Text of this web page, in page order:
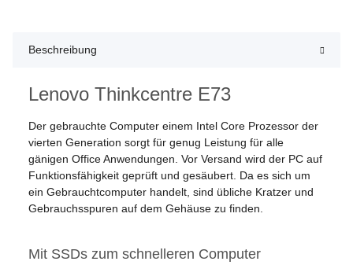
Beschreibung
Lenovo Thinkcentre E73
Der gebrauchte Computer einem Intel Core Prozessor der
vierten Generation sorgt für genug Leistung für alle
gänigen Office Anwendungen. Vor Versand wird der PC auf
Funktionsfähigkeit geprüft und gesäubert. Da es sich um
ein Gebrauchtcomputer handelt, sind übliche Kratzer und
Gebrauchsspuren auf dem Gehäuse zu finden.
Mit SSDs zum schnelleren Computer